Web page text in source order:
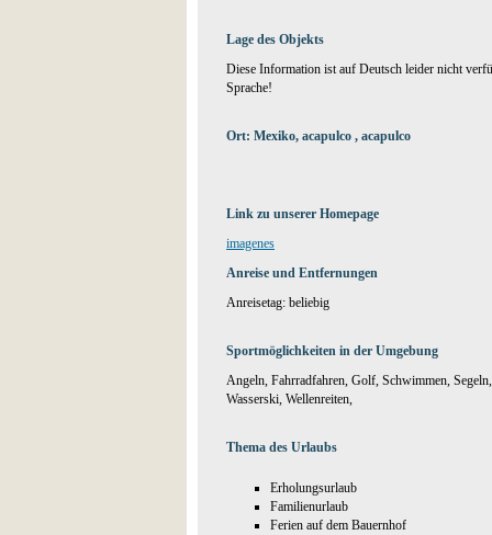
Lage des Objekts
Diese Information ist auf Deutsch leider nicht
Sprache!
Ort: Mexiko, acapulco , acapulco
Link zu unserer Homepage
imagenes
Anreise und Entfernungen
Anreisetag: beliebig
Sportmöglichkeiten in der Umgebung
Angeln, Fahrradfahren, Golf, Schwimmen,
Wasserski, Wellenreiten,
Thema des Urlaubs
Erholungsurlaub
Familienurlaub
Ferien auf dem Bauernhof